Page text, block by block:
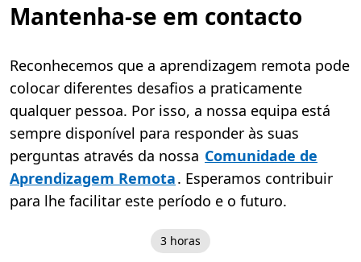
Mantenha-se em contacto
Reconhecemos que a aprendizagem remota pode
colocar diferentes desafios a praticamente
qualquer pessoa. Por isso, a nossa equipa está
sempre disponível para responder às suas
perguntas através da nossa Comunidade de
Aprendizagem Remota. Esperamos contribuir
para lhe facilitar este período e o futuro.
3 horas